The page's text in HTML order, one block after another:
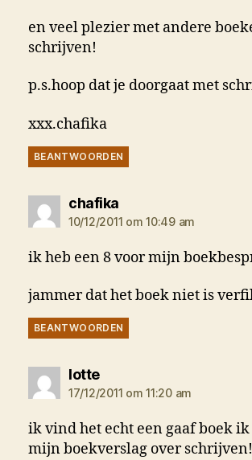
en veel plezier met andere
schrijven!
p.s.hoop dat je doorgaat met
xxx.chafika
BEANTWOORDEN
chafikazegt:
10/12/2011 om 10:49 am
ik heb een 8 voor mijn
jammer dat het boek niet is
BEANTWOORDEN
lottezegt:
17/12/2011 om 11:20 am
ik vind het echt een gaaf boek ik
mijn boekverslag over